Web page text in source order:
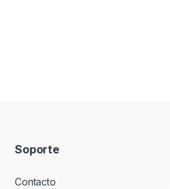
Soporte
Contacto